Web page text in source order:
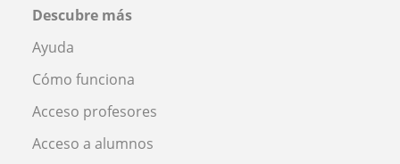
Descubre más
Ayuda
Cómo funciona
Acceso profesores
Acceso a alumnos